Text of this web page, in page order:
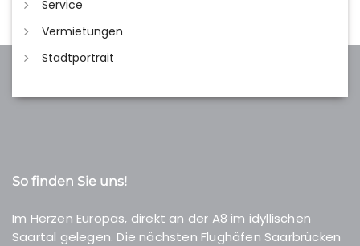
Service
Vermietungen
Stadtportrait
So finden Sie uns!
Im Herzen Europas, direkt an der A8 im idyllischen
Saartal gelegen. Die nächsten Flughäfen Saarbrücken